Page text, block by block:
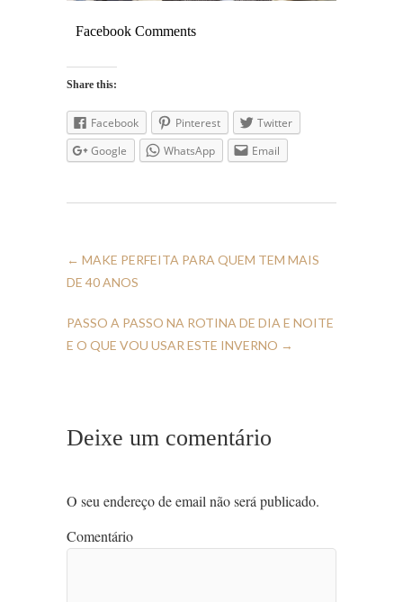
Facebook Comments
Share this:
Facebook Pinterest
Twitter
Google
WhatsApp Email
← MAKE PERFEITA PARA QUEM TEM MAIS
DE 40 ANOS
PASSO A PASSO NA ROTINA DE DIA E NOITE
E O QUE VOU USAR ESTE INVERNO →
Deixe um comentário
O seu endereço de email não será publicado.
Comentário